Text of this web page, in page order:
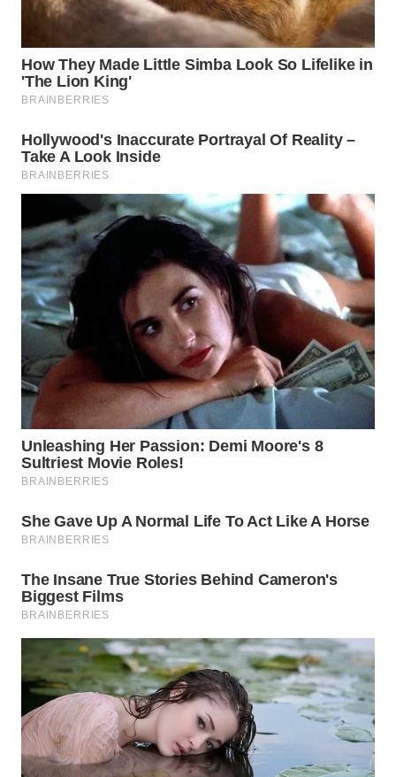
KALTIM
WN
SULSEL
GORONTALO
WN
MALUKU
WN
MALUT
WN
DAIRI
WN
DANAU
TOBA
WN
WN
LANGKAT
WN
TAPANULI
SELATAN
WN
TANJUNG